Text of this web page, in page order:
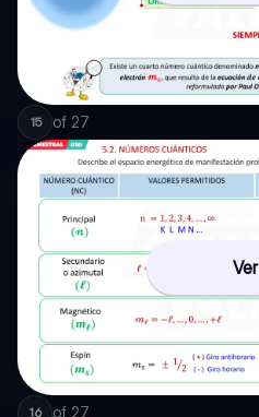
15 of 27
Ver
16 of 27